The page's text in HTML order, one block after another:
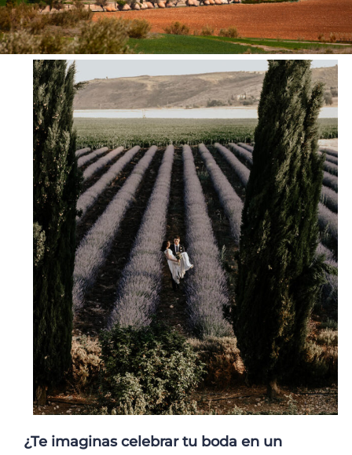
¿Te imaginas celebrar tu boda en un